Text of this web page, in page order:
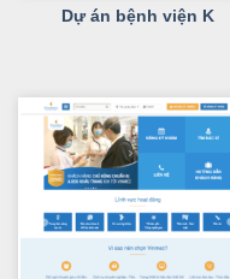
Dự án bệnh viện K